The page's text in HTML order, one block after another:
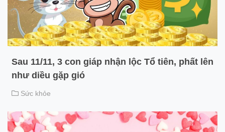
Sau 11/11, 3 con giáp nhận lộc Tổ tiên, phất lên
như diều gặp gió
Sức khỏe